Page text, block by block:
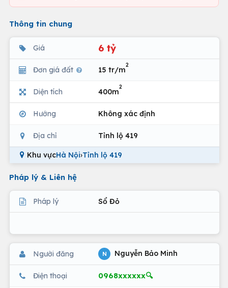
Thông tin chung
Giá 6 tỷ
Đơn giá đất 15 tr/m
2
Diện tích 400m
2
Hướng Không xác định
Địa chỉ Tỉnh lộ 419
Khu vựcHà Nội›Tỉnh lộ 419
Pháp lý & Liên hệ
Pháp lý Sổ Đỏ
Người đăng N Nguyễn Bảo Minh
Điện thoại 0968xxxxxx🔍